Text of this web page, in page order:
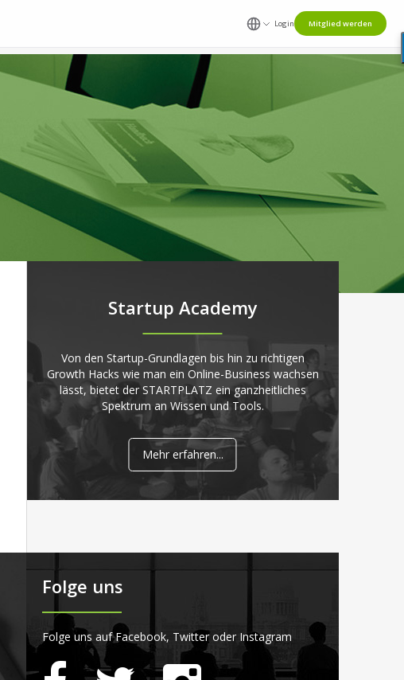
Login Mitglied werden
Startup Academy
Von den Startup-Grundlagen bis hin zu richtigen
Growth Hacks wie man ein Online-Business wachsen
lässt, bietet der STARTPLATZ ein ganzheitliches
Spektrum an Wissen und Tools.
Mehr erfahren...
Folge uns
Folge uns auf Facebook, Twitter oder Instagram